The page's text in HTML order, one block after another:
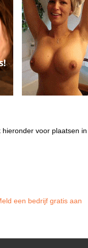
voor plaatsen
een bedrijf gratis aan